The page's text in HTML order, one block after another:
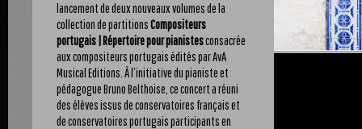
lancement de deux nouveaux volumes de la
collection de partitionsCompositeurs
portugais | Répertoire pour pianistesconsacrée
aux compositeurs portugais édités par AvA
Musical Editions. À l’initiative du pianiste et
pédagogue Bruno Belthoise, ce concert a réuni
des élèves issus de conservatoires français et
de conservatoires portugais participants en